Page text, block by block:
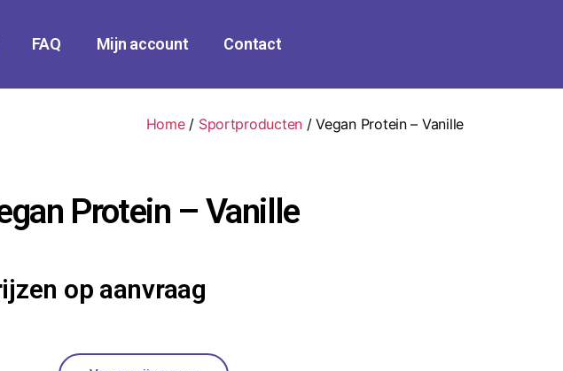
FAQ Mijn account Contact
Home/ Sportproducten / Vegan Protein – Vanille
Protein – Vanille
op aanvraag